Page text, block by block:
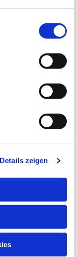
Details zeigen